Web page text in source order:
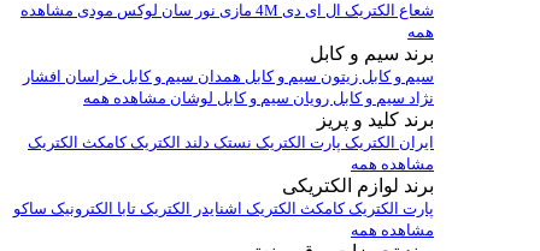
شعاع الکتریک ال ای دی 4M مازی نور سان لوکس مودی مشاهده
همه
برند سیم و کابل
سیم و کابل زیتون سیم و کابل همدان سیم و کابل خراسان افشار
نژاد سیم و کابل رویان سیم و کابل لوشان مشاهده همه
برند کلید و پریز
ایران الکتریک پارت الکتریک نستک دلند الکتریککامکث الکتریک
مشاهده همه
برند لوازم الکتریکی
پارت الکتریککامکث الکتریک اشنایدر الکتریک تابا الکترونیک ساکو
مشاهده همه